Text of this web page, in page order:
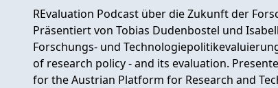
REvaluation Podcast über die Zukunft der
Präsentiert von Tobias Dudenbostel und
Forschungs- und
of research policy - and its evaluation.
for the Austrian Platform for Research and